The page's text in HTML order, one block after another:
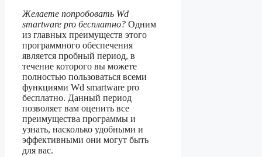
Желаете попробовать Wd
smartware pro бесплатно? Одним
из главных преимуществ этого
программного обеспечения
является пробный период, в
течение которого вы можете
полностью пользоваться всеми
функциями Wd smartware pro
бесплатно. Данный период
позволяет вам оценить все
преимущества программы и
узнать, насколько удобными и
эффективными они могут быть
для вас.